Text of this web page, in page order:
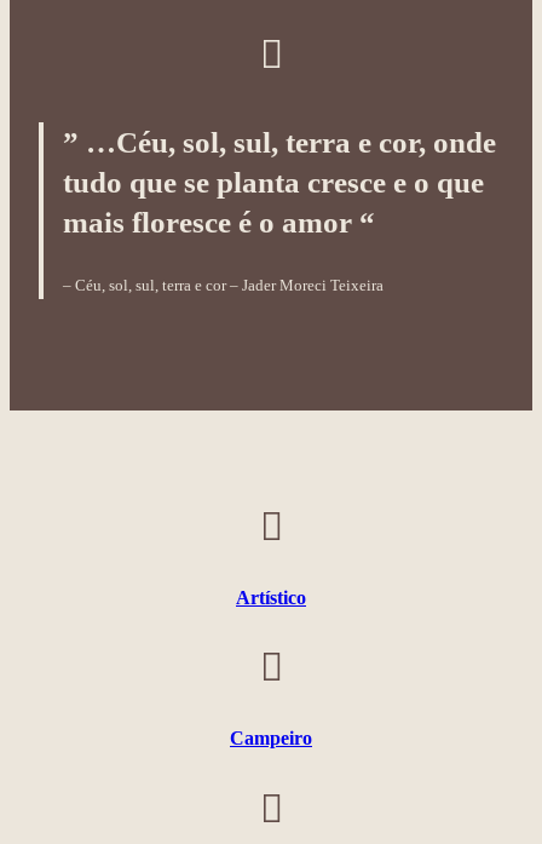
” …Céu, sol, sul, terra e cor, onde
tudo que se planta cresce e o que
mais floresce é o amor “
– Céu, sol, sul, terra e cor – Jader Moreci Teixeira
Artístico
Campeiro